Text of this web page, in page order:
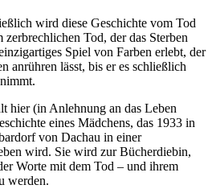
wird diese Geschichte vom Tod
zerbrechlichen Tod, der das Sterben
Spiel von Farben erlebt, der
anrühren lässt, bis er es schließlich
hier (in Anlehnung an das Leben
eines Mädchens, das 1933 in
von Dachau in einer
wird. Sie wird zur Bücherdiebin,
Worte mit dem Tod – und ihrem
werden.